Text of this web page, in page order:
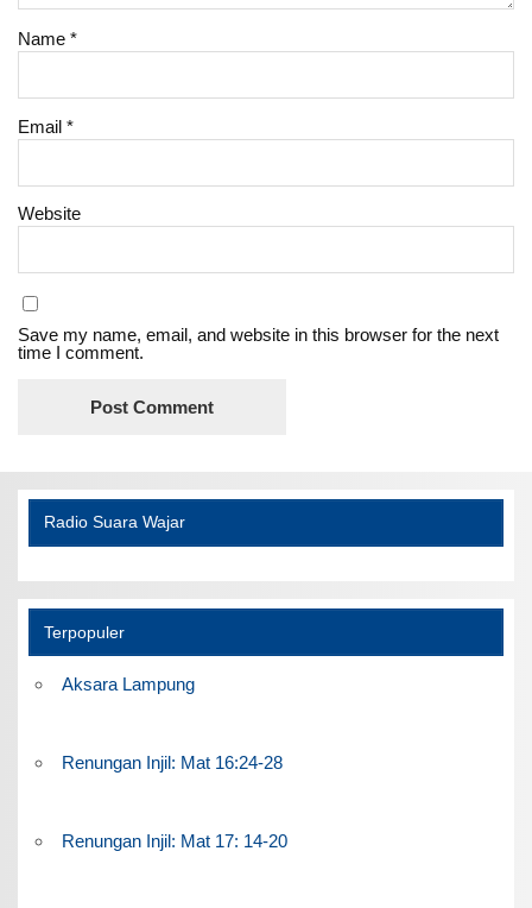
Name*
Email*
Website
Save my name, email, and website in this browser for the next
time I comment.
Radio Suara Wajar
Terpopuler
Aksara Lampung
Renungan Injil: Mat 16:24-28
Renungan Injil: Mat 17: 14-20